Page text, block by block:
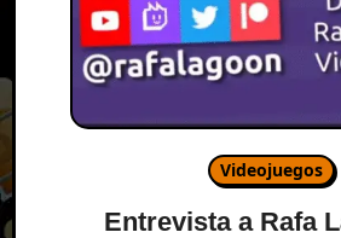
Videojuegos
Entrevista a Rafa